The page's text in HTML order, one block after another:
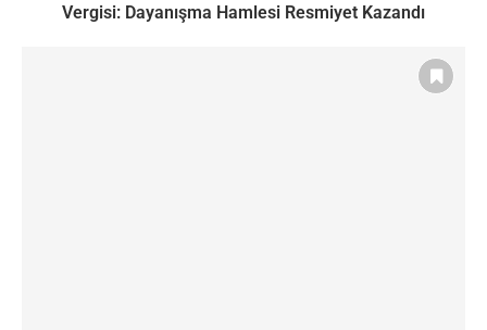
Vergisi: Dayanışma Hamlesi Resmiyet Kazandı